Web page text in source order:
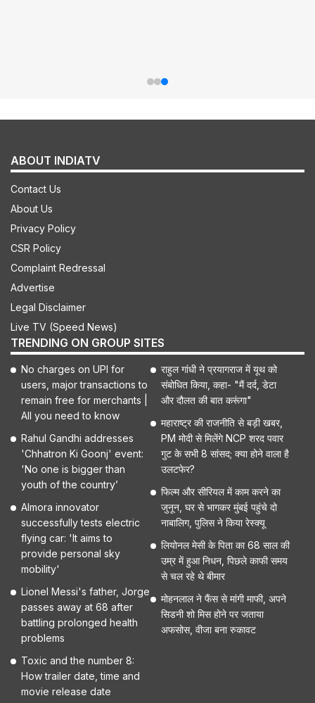
ABOUT INDIATV
Contact Us
About Us
Privacy Policy
CSR Policy
Complaint Redressal
Advertise
Legal Disclaimer
Live TV (Speed News)
TRENDING ON GROUP SITES
No charges on UPI for
users, major transactions to
remain free for merchants |
All you need to know
Rahul Gandhi addresses
'Chhatron Ki Goonj' event:
'No one is bigger than
youth of the country’
Almora innovator
successfully tests electric
flying car: 'It aims to
provide personal sky
mobility'
Lionel Messi's father, Jorge
passes away at 68 after
battling prolonged health
problems
Toxic and the number 8:
How trailer date, time and
movie release date
राहुल गांधी ने प्रयागराज में यूथ को
संबोधित किया, कहा- "मैं दर्द, डेटा
और दौलत की बात करूंगा"
महाराष्ट्र की राजनीति से बड़ी खबर,
PM मोदी से मिलेंगे NCP शरद पवार
गुट के सभी 8 सांसद; क्या होने वाला है
उलटफेर?
फिल्म और सीरियल में काम करने का
जुनून, घर से भागकर मुंबई पहुंचे दो
नाबालिग, पुलिस ने किया रेस्क्यू
लियोनल मेसी के पिता का 68 साल की
उम्र में हुआ निधन, पिछले काफी समय
से चल रहे थे बीमार
मोहनलाल ने फैंस से मांगी माफी, अपने
सिडनी शो मिस होने पर जताया
अफसोस, वीजा बना रुकावट